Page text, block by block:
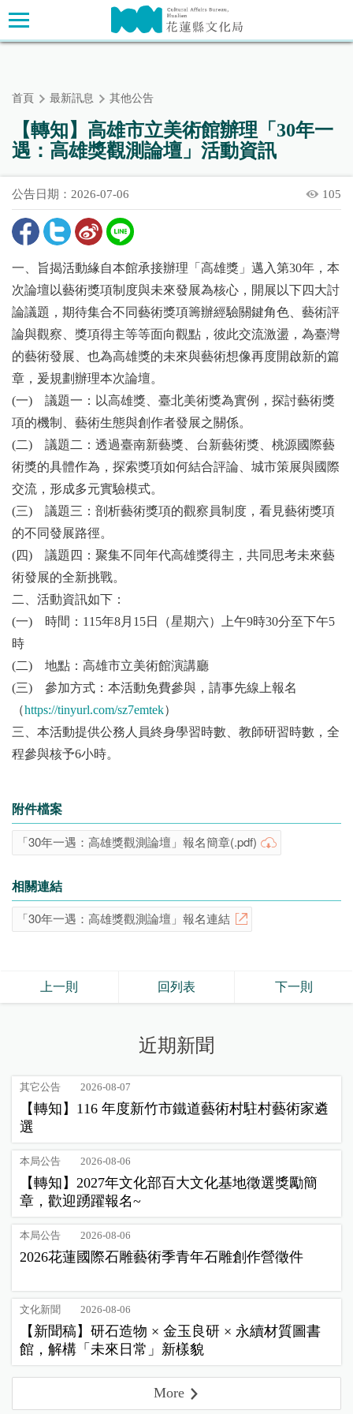
跳
到
主
主要內容區塊
首頁 最新訊息 其他公告
【轉知】高雄市立美術館辦理「30年一
遇：高雄獎觀測論壇」活動資訊
公告日期：2026-07-06 105
一、旨揭活動緣自本館承接辦理「高雄獎」邁入第30年，本
次論壇以藝術獎項制度與未來發展為核心，開展以下四大討
論議題，期待集合不同藝術獎項籌辦經驗關鍵角色、藝術評
論與觀察、獎項得主等等面向觀點，彼此交流激盪，為臺灣
的藝術發展、也為高雄獎的未來與藝術想像再度開啟新的篇
章，爰規劃辦理本次論壇。
(一) 議題一：以高雄獎、臺北美術獎為實例，探討藝術獎
項的機制、藝術生態與創作者發展之關係。
(二) 議題二：透過臺南新藝獎、台新藝術獎、桃源國際藝
術獎的具體作為，探索獎項如何結合評論、城市策展與國際
交流，形成多元實驗模式。
(三) 議題三：剖析藝術獎項的觀察員制度，看見藝術獎項
的不同發展路徑。
(四) 議題四：聚集不同年代高雄獎得主，共同思考未來藝
術發展的全新挑戰。
二、活動資訊如下：
(一) 時間：115年8月15日（星期六）上午9時30分至下午5
時
(二) 地點：高雄市立美術館演講廳
(三) 參加方式：本活動免費參與，請事先線上報名
（https://tinyurl.com/sz7emtek）
三、本活動提供公務人員終身學習時數、教師研習時數，全
程參與核予6小時。
附件檔案
「30年一遇：高雄獎觀測論壇」報名簡章(.pdf)
相關連結
「30年一遇：高雄獎觀測論壇」報名連結
上一則 回列表 下一則
近期新聞
其它公告 2026-08-07
【轉知】116 年度新竹市鐵道藝術村駐村藝術家遴
選
本局公告 2026-08-06
【轉知】2027年文化部百大文化基地徵選獎勵簡
章，歡迎踴躍報名~
本局公告 2026-08-06
2026花蓮國際石雕藝術季青年石雕創作營徵件
文化新聞 2026-08-06
【新聞稿】研石造物 × 金玉良研 × 永續材質圖書
館，解構「未來日常」新樣貌
More